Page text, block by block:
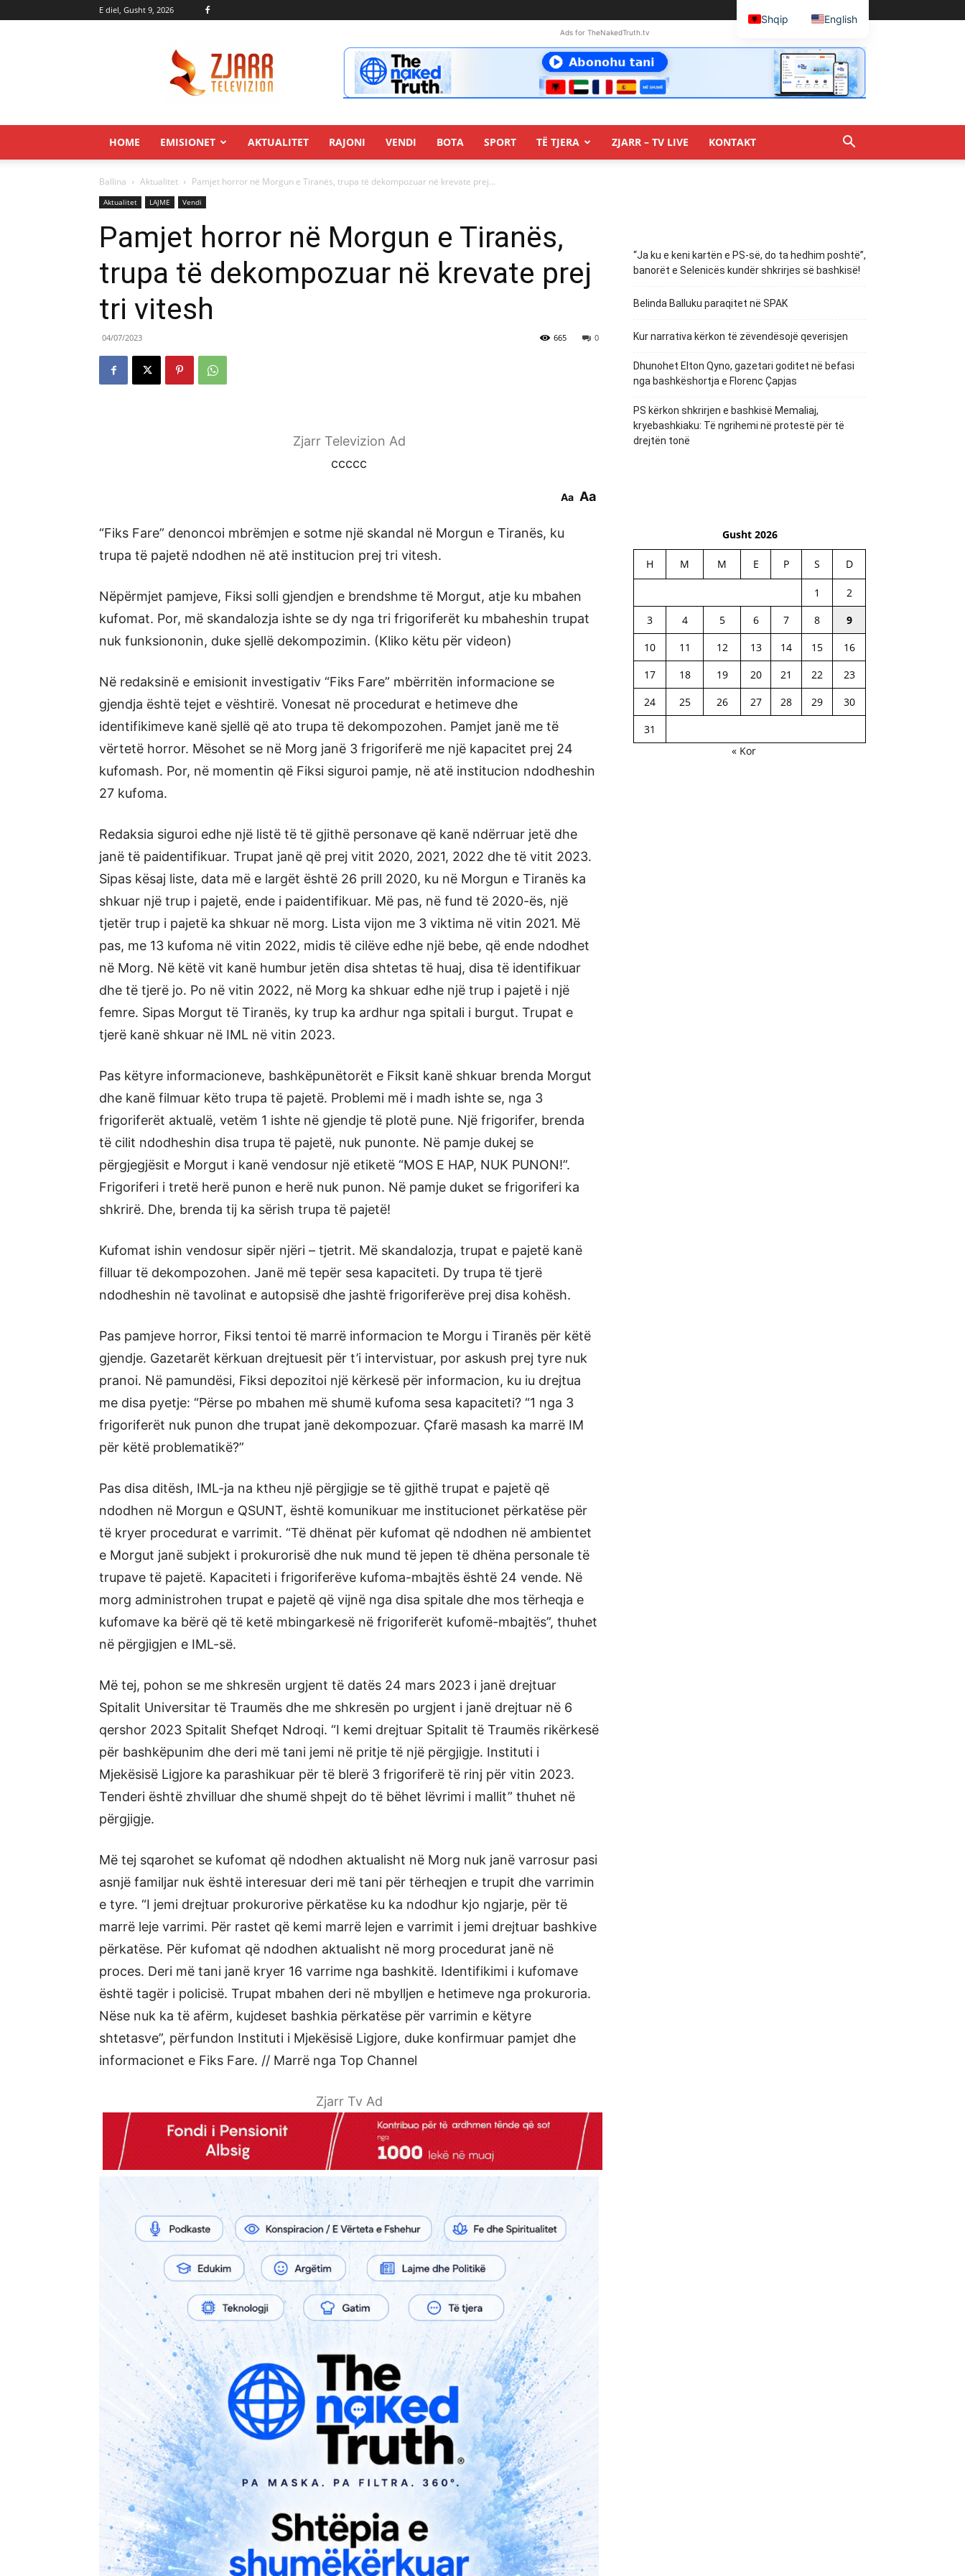
E diel, Gusht 9, 2026
Ads for TheNakedTruth.tv
HOME EMISIONET AKTUALITET RAJONI VENDI BOTA SPORT TË TJERA ZJARR – TV LIVE KONTAKT
Ballina Aktualitet Pamjet horror në Morgun e Tiranës, trupa të dekompozuar në krevate prej...
Aktualitet LAJME Vendi
Pamjet horror në Morgun e Tiranës,
trupa të dekompozuar në krevate prej
tri vitesh
04/07/2023 0
665
Zjarr Televizion Ad
ccccc
Aa Aa
“Fiks Fare” denoncoi mbrëmjen e sotme një skandal në Morgun e Tiranës, ku
trupa të pajetë ndodhen në atë institucion prej tri vitesh.
Nëpërmjet pamjeve, Fiksi solli gjendjen e brendshme të Morgut, atje ku mbahen
kufomat. Por, më skandalozja ishte se dy nga tri frigoriferët ku mbaheshin trupat
nuk funksiononin, duke sjellë dekompozimin. (Kliko këtu për videon)
Në redaksinë e emisionit investigativ “Fiks Fare” mbërritën informacione se
gjendja është tejet e vështirë. Vonesat në procedurat e hetimeve dhe
identifikimeve kanë sjellë që ato trupa të dekompozohen. Pamjet janë me të
vërtetë horror. Mësohet se në Morg janë 3 frigoriferë me një kapacitet prej 24
kufomash. Por, në momentin që Fiksi siguroi pamje, në atë institucion ndodheshin
27 kufoma.
Redaksia siguroi edhe një listë të të gjithë personave që kanë ndërruar jetë dhe
janë të paidentifikuar. Trupat janë që prej vitit 2020, 2021, 2022 dhe të vitit 2023.
Sipas kësaj liste, data më e largët është 26 prill 2020, ku në Morgun e Tiranës ka
shkuar një trup i pajetë, ende i paidentifikuar. Më pas, në fund të 2020-ës, një
tjetër trup i pajetë ka shkuar në morg. Lista vijon me 3 viktima në vitin 2021. Më
pas, me 13 kufoma në vitin 2022, midis të cilëve edhe një bebe, që ende ndodhet
në Morg. Në këtë vit kanë humbur jetën disa shtetas të huaj, disa të identifikuar
dhe të tjerë jo. Po në vitin 2022, në Morg ka shkuar edhe një trup i pajetë i një
femre. Sipas Morgut të Tiranës, ky trup ka ardhur nga spitali i burgut. Trupat e
tjerë kanë shkuar në IML në vitin 2023.
Pas këtyre informacioneve, bashkëpunëtorët e Fiksit kanë shkuar brenda Morgut
dhe kanë filmuar këto trupa të pajetë. Problemi më i madh ishte se, nga 3
frigoriferët aktualë, vetëm 1 ishte në gjendje të plotë pune. Një frigorifer, brenda
të cilit ndodheshin disa trupa të pajetë, nuk punonte. Në pamje dukej se
përgjegjësit e Morgut i kanë vendosur një etiketë “MOS E HAP, NUK PUNON!”.
Frigoriferi i tretë herë punon e herë nuk punon. Në pamje duket se frigoriferi ka
shkrirë. Dhe, brenda tij ka sërish trupa të pajetë!
Kufomat ishin vendosur sipër njëri – tjetrit. Më skandalozja, trupat e pajetë kanë
filluar të dekompozohen. Janë më tepër sesa kapaciteti. Dy trupa të tjerë
ndodheshin në tavolinat e autopsisë dhe jashtë frigoriferëve prej disa kohësh.
Pas pamjeve horror, Fiksi tentoi të marrë informacion te Morgu i Tiranës për këtë
gjendje. Gazetarët kërkuan drejtuesit për t’i intervistuar, por askush prej tyre nuk
pranoi. Në pamundësi, Fiksi depozitoi një kërkesë për informacion, ku iu drejtua
me disa pyetje: “Përse po mbahen më shumë kufoma sesa kapaciteti? “1 nga 3
frigoriferët nuk punon dhe trupat janë dekompozuar. Çfarë masash ka marrë IM
për këtë problematikë?”
Pas disa ditësh, IML-ja na ktheu një përgjigje se të gjithë trupat e pajetë që
ndodhen në Morgun e QSUNT, është komunikuar me institucionet përkatëse për
të kryer procedurat e varrimit. “Të dhënat për kufomat që ndodhen në ambientet
e Morgut janë subjekt i prokurorisë dhe nuk mund të jepen të dhëna personale të
trupave të pajetë. Kapaciteti i frigoriferëve kufoma-mbajtës është 24 vende. Në
morg administrohen trupat e pajetë që vijnë nga disa spitale dhe mos tërheqja e
kufomave ka bërë që të ketë mbingarkesë në frigoriferët kufomë-mbajtës”, thuhet
në përgjigjen e IML-së.
Më tej, pohon se me shkresën urgjent të datës 24 mars 2023 i janë drejtuar
Spitalit Universitar të Traumës dhe me shkresën po urgjent i janë drejtuar në 6
qershor 2023 Spitalit Shefqet Ndroqi. “I kemi drejtuar Spitalit të Traumës rikërkesë
për bashkëpunim dhe deri më tani jemi në pritje të një përgjigje. Instituti i
Mjekësisë Ligjore ka parashikuar për të blerë 3 frigoriferë të rinj për vitin 2023.
Tenderi është zhvilluar dhe shumë shpejt do të bëhet lëvrimi i mallit” thuhet në
përgjigje.
Më tej sqarohet se kufomat që ndodhen aktualisht në Morg nuk janë varrosur pasi
asnjë familjar nuk është interesuar deri më tani për tërheqjen e trupit dhe varrimin
e tyre. “I jemi drejtuar prokurorive përkatëse ku ka ndodhur kjo ngjarje, për të
marrë leje varrimi. Për rastet që kemi marrë lejen e varrimit i jemi drejtuar bashkive
përkatëse. Për kufomat që ndodhen aktualisht në morg procedurat janë në
proces. Deri më tani janë kryer 16 varrime nga bashkitë. Identifikimi i kufomave
është tagër i policisë. Trupat mbahen deri në mbylljen e hetimeve nga prokuroria.
Nëse nuk ka të afërm, kujdeset bashkia përkatëse për varrimin e këtyre
shtetasve”, përfundon Instituti i Mjekësisë Ligjore, duke konfirmuar pamjet dhe
informacionet e Fiks Fare. // Marrë nga Top Channel
Zjarr Tv Ad
“Ja ku e keni kartën e PS-së, do ta hedhim poshtë”,
banorët e Selenicës kundër shkrirjes së bashkisë!
Belinda Balluku paraqitet në SPAK
Kur narrativa kërkon të zëvendësojë qeverisjen
Dhunohet Elton Qyno, gazetari goditet në befasi
nga bashkëshortja e Florenc Çapjas
PS kërkon shkrirjen e bashkisë Memaliaj,
kryebashkiaku: Të ngrihemi në protestë për të
drejtën tonë
Gusht 2026
H M M E P S D
1
2
3
4 5 6 7 8
9
10
11 12 13 14 15
16
17
18 19 20 21 22
23
24
25 26 27 28 29
30
31
« Kor
Shqip English